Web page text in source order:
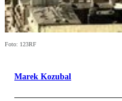
Foto: 123RF
Marek Kozubal